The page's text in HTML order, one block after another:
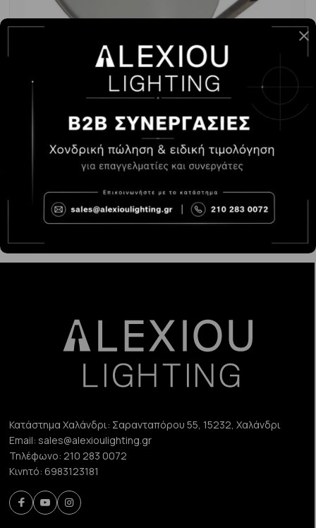
ΠΙΑΤΟ ΑΛΟΥΜΙΝΙΟΥ GILBERTINI 80CM
+ ΑΓΟΡΆ
56.00€
Κατάστημα Χαλάνδρι: Σαρανταπόρου 55, 15232, Χαλάνδρι
Email: sales@alexioulighting.gr
Τηλέφωνο: 210 283 0072
Κινητό: 6983123181